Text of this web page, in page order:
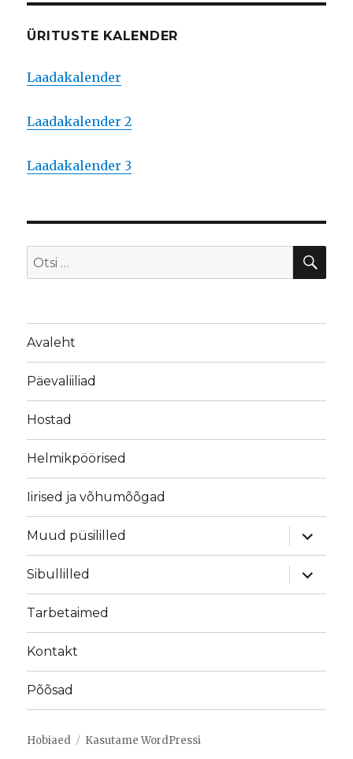
ÜRITUSTE KALENDER
Laadakalender
Laadakalender 2
Laadakalender 3
Otsi:
Avaleht
Päevaliiliad
Hostad
Helmikpöörised
Iirised ja võhumõõgad
Muud püsililled
laienda
Sibullilled
laienda
Tarbetaimed
Kontakt
Põõsad
Hobiaed Kasutame WordPressi